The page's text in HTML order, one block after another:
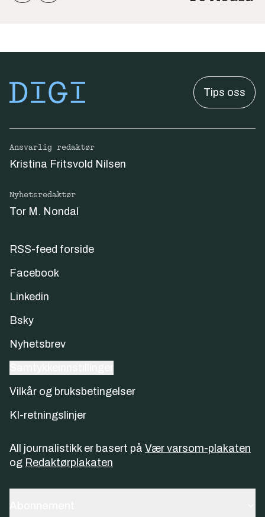
Tips oss
Ansvarlig redaktør
Kristina Fritsvold Nilsen
Nyhetsredaktør
Tor M. Nondal
RSS-feed forside
Facebook
Linkedin
Bsky
Nyhetsbrev
Vilkår og bruksbetingelser
KI-retningslinjer
All journalistikk er basert på Vær varsom-plakaten
og Redaktørplakaten